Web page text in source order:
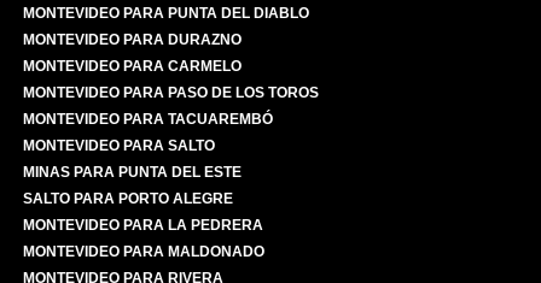
MONTEVIDEO PARA PUNTA DEL DIABLO
MONTEVIDEO PARA DURAZNO
MONTEVIDEO PARA CARMELO
MONTEVIDEO PARA PASO DE LOS TOROS
MONTEVIDEO PARA TACUAREMBÓ
MONTEVIDEO PARA SALTO
MINAS PARA PUNTA DEL ESTE
SALTO PARA PORTO ALEGRE
MONTEVIDEO PARA LA PEDRERA
MONTEVIDEO PARA MALDONADO
MONTEVIDEO PARA RIVERA